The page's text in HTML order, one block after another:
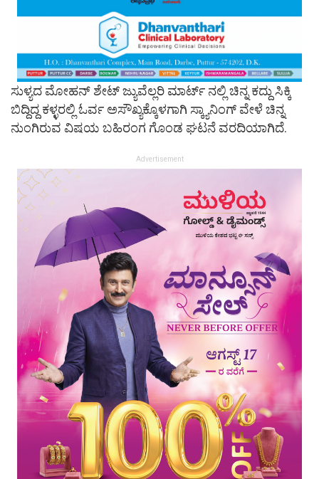
ಸುಳ್ಯದ ಮೋಹನ್ ಶೇಟ್ ಜ್ಯುವೆಲ್ಲರಿ ಮಾರ್ಟ್ ನಲ್ಲಿ ಚಿನ್ನ ಕದ್ದು ಸಿಕ್ಕಿ
ಬಿದ್ದಿದ್ದ ಕಳ್ಳರಲ್ಲಿ ಓರ್ವ ಅಸೌಖ್ಯಕ್ಕೊಳಗಾಗಿ ಸ್ಕ್ಯಾನಿಂಗ್ ವೇಳೆ ಚಿನ್ನ
ನುಂಗಿರುವ ವಿಷಯ ಬಹಿರಂಗ ಗೊಂಡ ಘಟನೆ ವರದಿಯಾಗಿದೆ.
Advertisement